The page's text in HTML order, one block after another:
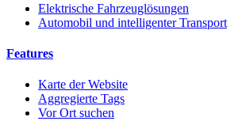
Elektrische Fahrzeuglösungen
Automobil und intelligenter Transport
Features
Karte der Website
Aggregierte Tags
Vor Ort suchen